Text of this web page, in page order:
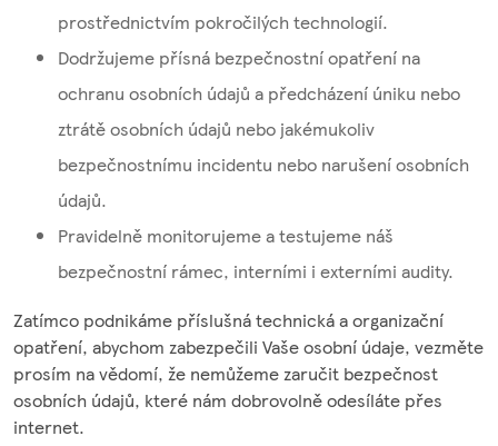
prostřednictvím pokročilých technologií.
Dodržujeme přísná bezpečnostní opatření na
ochranu osobních údajů a předcházení úniku nebo
ztrátě osobních údajů nebo jakémukoliv
bezpečnostnímu incidentu nebo narušení osobních
údajů.
Pravidelně monitorujeme a testujeme náš
bezpečnostní rámec, interními i externími audity.
Zatímco podnikáme příslušná technická a organizační
opatření, abychom zabezpečili Vaše osobní údaje, vezměte
prosím na vědomí, že nemůžeme zaručit bezpečnost
osobních údajů, které nám dobrovolně odesíláte přes
internet.